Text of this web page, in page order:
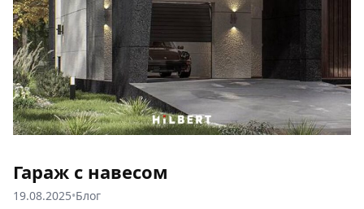
Гараж с навесом
19.08.2025•Блог